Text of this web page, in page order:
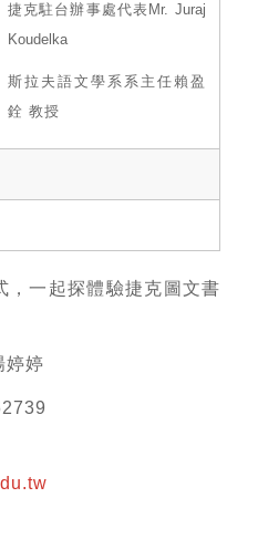
捷克駐台辦事處代表Mr. Juraj
Koudelka
斯拉夫語文學系系主任賴盈
銓 教授
，一起探體驗捷克圖文書
婷婷